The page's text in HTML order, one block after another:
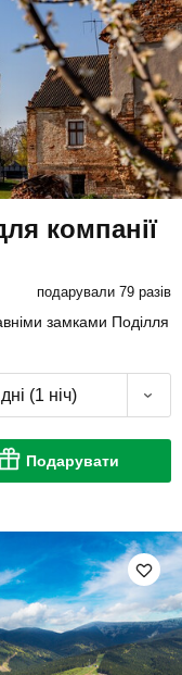
компанії
подарували 79 разів
замками Поділля
(1 ніч)
Подарувати